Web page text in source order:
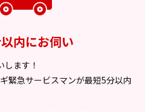
内にお伺い
ます！
緊急サービスマンが最短5分以内